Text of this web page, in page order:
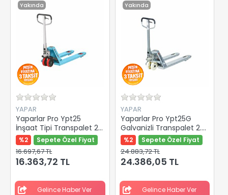
Yakında
YAPAR
Yaparlar Pro Ypt25
İnşaat Tipi Transpalet 2.5
Ton Kırmızı Pu Teker Y-
82910
%2 Sepete Özel Fiyat
16.697,67 TL
16.363,72 TL
Gelince Haber Ver
Yakında
YAPAR
Yaparlar Pro Ypt25G
Galvanizli Transpalet 2.5
Ton Beyaz Kemik Teker
Y-82921
%2 Sepete Özel Fiyat
24.883,72 TL
24.386,05 TL
Gelince Haber Ver